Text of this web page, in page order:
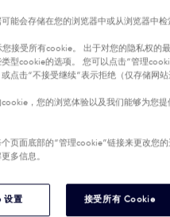
能会存储在您的浏览器中或从浏览器中
接受所有cookie。 出于对您的隐私权的
型cookie的选项。 您可以点击“管理
点击“不接受继续”表示拒绝（仅存储网
，您的浏览体验以及我们能够为您
页面底部的“管理cookie”链接来更改您
多信息。
设置 接受所有 Cookie